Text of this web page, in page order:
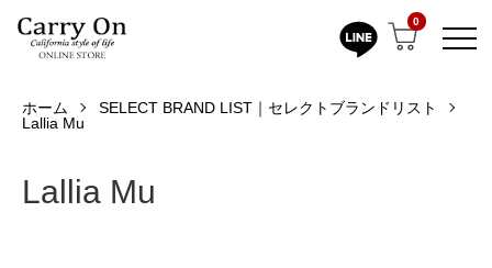
0
ホーム
SELECT BRAND LIST｜セレクトブランドリスト
Lallia Mu
Lallia Mu